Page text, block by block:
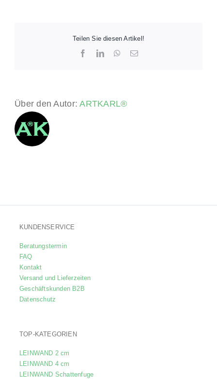
Teilen Sie diesen Artikel!
FacebookLinkedInWhatsApp
E-
Über den Autor:ARTKARL®
KUNDENSERVICE
Beratungstermin
FAQ
Kontakt
Versand und Lieferzeiten
Geschäftskunden B2B
Datenschutz
TOP-KATEGORIEN
LEINWAND 2 cm
LEINWAND 4 cm
LEINWAND Schattenfuge